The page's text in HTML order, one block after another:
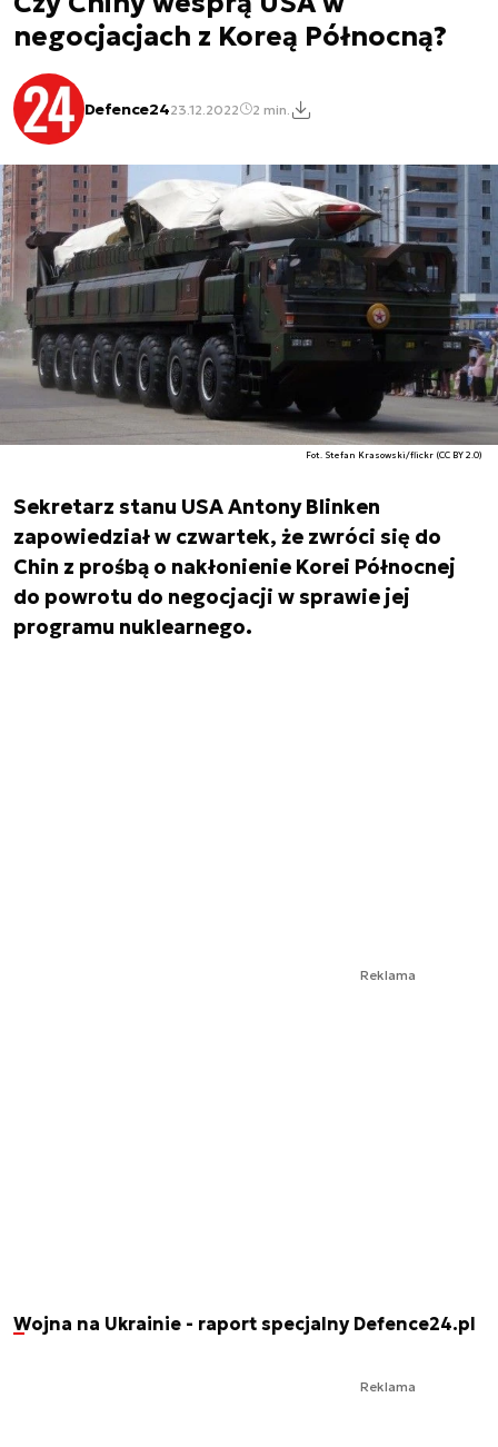
negocjacjach z Koreą Północną?
Defence2423.12.2022 2 min.
Fot. Stefan Krasowski/flickr (CC BY 2.0)
Sekretarz stanu USA Antony Blinken
zapowiedział w czwartek, że zwróci się do
Chin z prośbą o nakłonienie Korei Północnej
do powrotu do negocjacji w sprawie jej
programu nuklearnego.
Reklama
Wojna na Ukrainie - raport specjalny Defence24.pl
Reklama